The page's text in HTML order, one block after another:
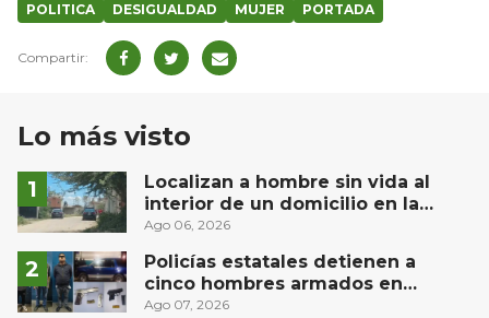
POLITICA DESIGUALDAD MUJER PORTADA
Lo más visto
Localizan a hombre sin vida al
interior de un domicilio en la
comunidad El Rodeo, San Juan del
Ago 06, 2026
Policías estatales detienen a
cinco hombres armados en
Puebla capital
Ago 07, 2026